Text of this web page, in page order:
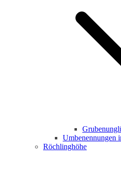
Umbenennungen
Röchlinghöhe